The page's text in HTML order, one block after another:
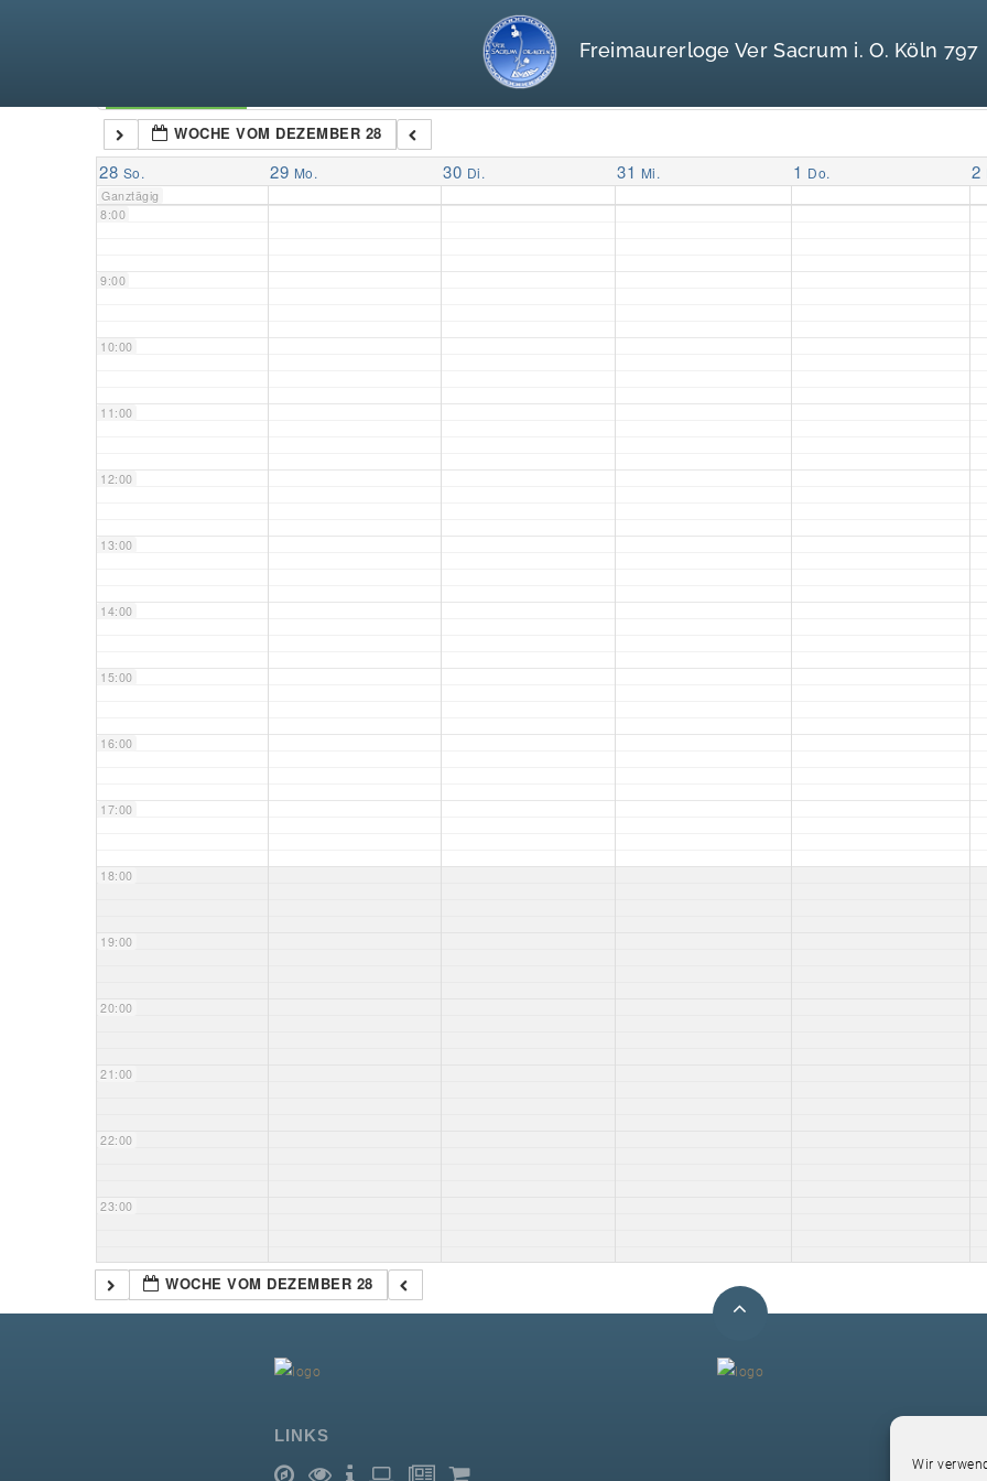
Wir
Freimaurerloge Ver Sacrum i. O. Köln 797
WOCHE VOM DEZEMBER 28
28 So. 29 Mo. 30 Di. 31 Mi. 1 Do. 2
Ganztägig
7:00
8:00
9:00
10:00
11:00
12:00
13:00
14:00
15:00
16:00
17:00
18:00
19:00
20:00
21:00
22:00
23:00
WOCHE VOM DEZEMBER 28
LINKS